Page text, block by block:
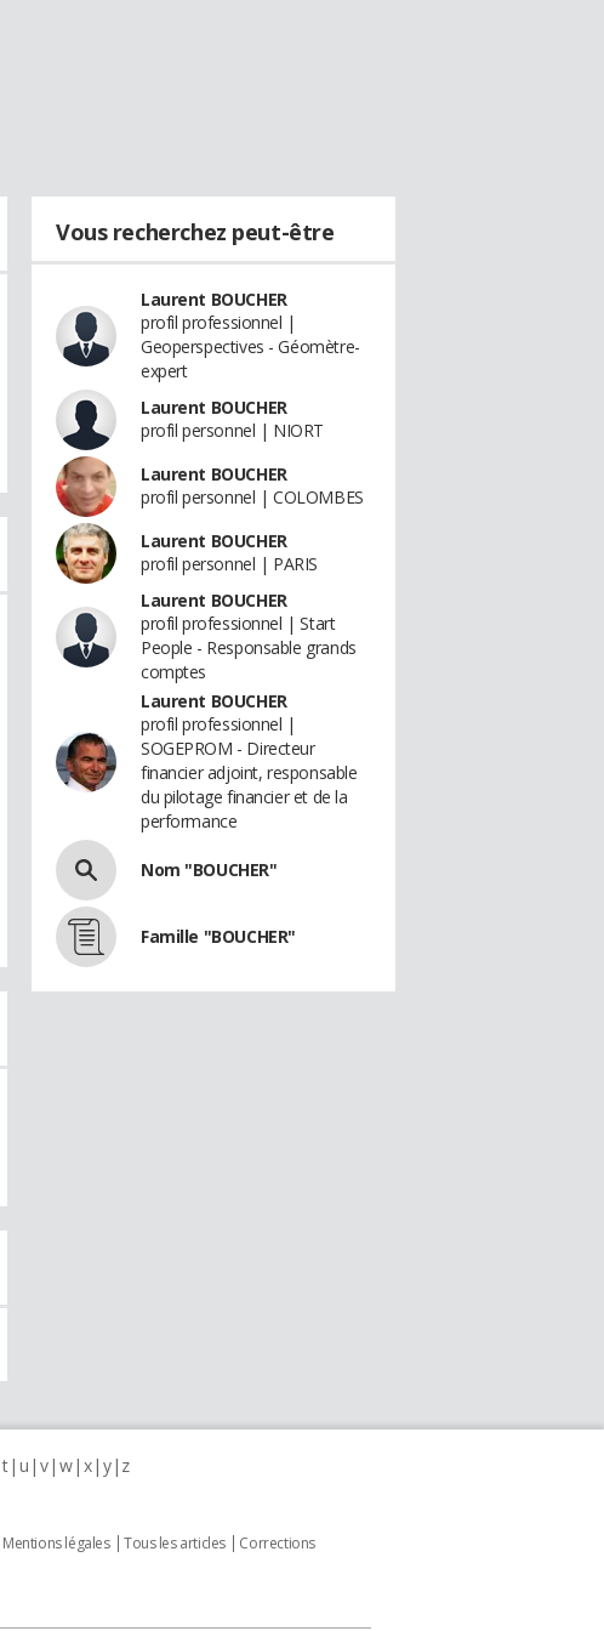
Vous recherchez peut-être
Laurent BOUCHER
profil professionnel |
Geoperspectives - Géomètre-
expert
Laurent BOUCHER
profil personnel | NIORT
Laurent BOUCHER
profil personnel | COLOMBES
Laurent BOUCHER
profil personnel | PARIS
Laurent BOUCHER
profil professionnel | Start
People - Responsable grands
comptes
Laurent BOUCHER
profil professionnel |
SOGEPROM - Directeur
financier adjoint, responsable
du pilotage financier et de la
performance
Nom "BOUCHER"
Famille "BOUCHER"
t u v w x y z
Mentions légales Tous les articles
Corrections